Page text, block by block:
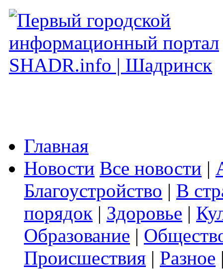
Главная
Новости Все новости |
Благоустройство | В
порядок | Здоровье |
Образование |
Происшествия | Разное